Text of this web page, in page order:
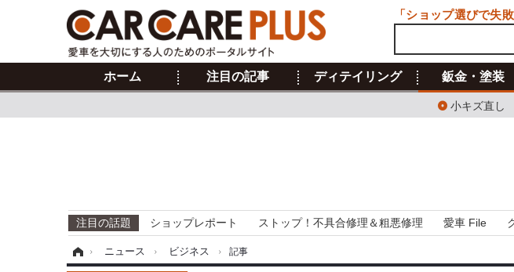
ホーム 注目の記事 ディテイリング 鈑金・塗装
小キズ直し
注目の話題 ショップレポート ストップ！不具合修理＆粗悪修理 愛車 File
› ニュース › ビジネス › 記事
「ショップ選びで失